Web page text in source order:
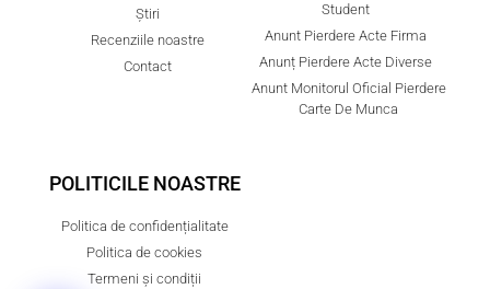
Știri
Recenziile noastre
Contact
Student
Anunt Pierdere Acte Firma
Anunț Pierdere Acte Diverse
Anunt Monitorul Oficial Pierdere
Carte De Munca
POLITICILE NOASTRE
Politica de confidențialitate
Politica de cookies
Termeni și condiții